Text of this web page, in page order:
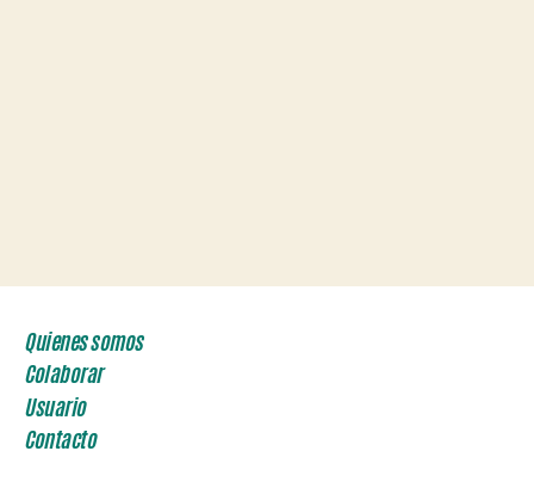
Quienes somos
Colaborar
Usuario
Contacto